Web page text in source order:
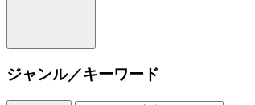
ジャンル／キーワード